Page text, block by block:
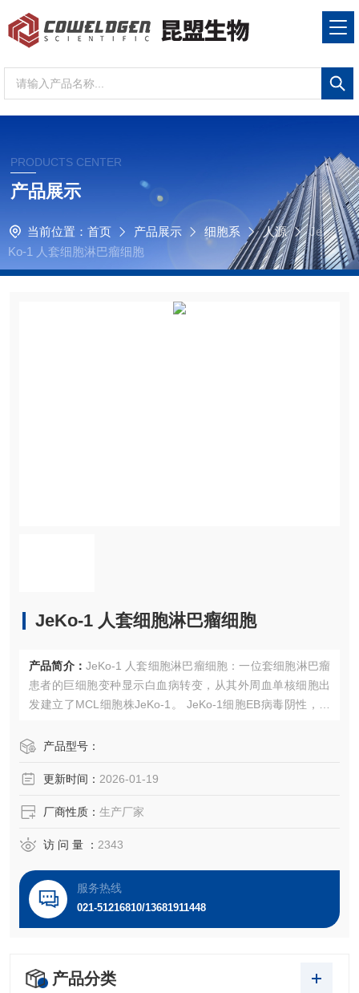
PRODUCTS CENTER
产品展示
当前位置： 首页 产品展示 细胞系 人源
Je
Ko-1 人套细胞淋巴瘤细胞
JeKo-1 人套细胞淋巴瘤细胞
产品简介： JeKo-1 人套细胞淋巴瘤细胞：一位套细胞淋巴瘤
患者的巨细胞变种显示白血病转变，从其外周血单核细胞出
发建立了MCL细胞株JeKo-1。 JeKo-1细胞EB病毒阴性，并
yc 及 Rb 蛋白。 Bcl-1/J(H)基因重排得到了PCR证实。 JeKo
产品型号：
更新时间： 2026-01-19
厂商性质： 生产厂家
访 问 量 ： 2343
服务热线
021-51216810/13681911448
产品分类